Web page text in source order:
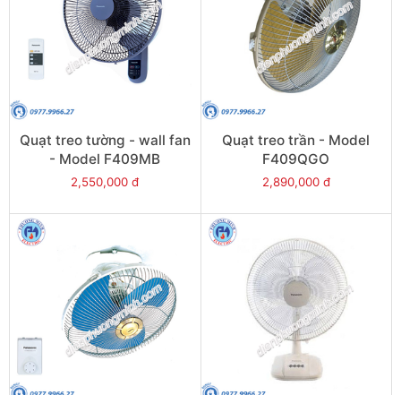
Quạt treo tường - wall fan
- Model F409MB
2,550,000 đ
Quạt treo trần - Model
F409QGO
2,890,000 đ